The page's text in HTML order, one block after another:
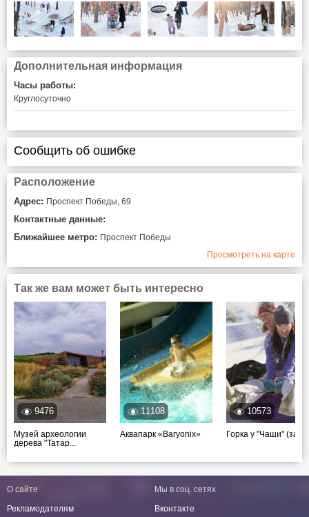
Дополнительная информация
Часы работы:
Круглосуточно
Сообщить об ошибке
Расположение
Адрес: Проспект Победы, 69
Контактные данные:
Ближайшее метро: Проспект Победы
Просмотреть на карте
Так же вам может быть интересно
9476
Музей археологии
дерева "Татар...
11108
Аквапарк «Baryonix»
10573
Горка у "Чаши"
О сайте
Рекламодателям
Мы в соц. сетях
Вконтакте